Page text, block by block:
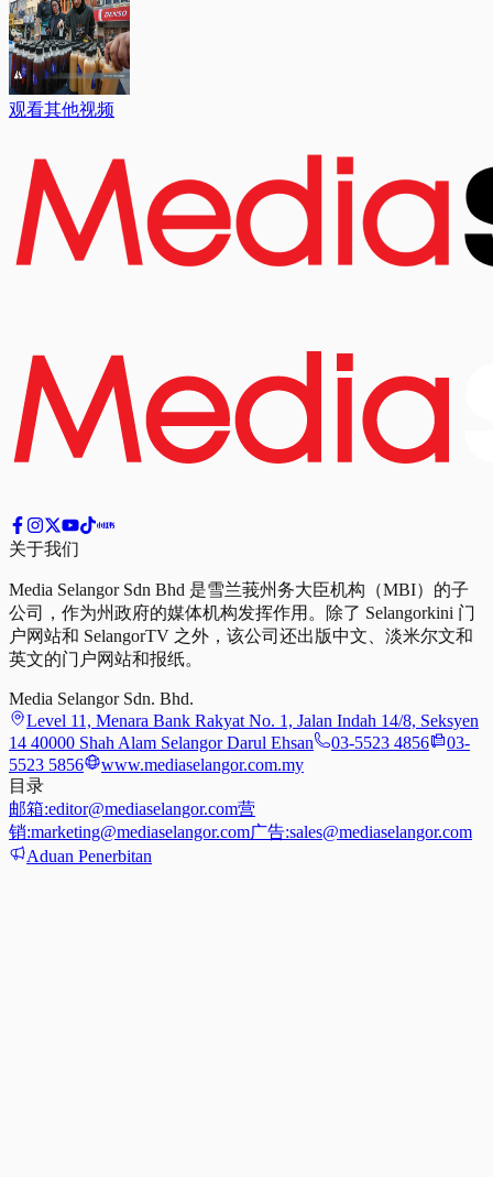
观看其他视频
关于我们
Media Selangor Sdn Bhd 是雪兰莪州务大臣机构（MBI）的子
公司，作为州政府的媒体机构发挥作用。除了 Selangorkini 门
户网站和 SelangorTV 之外，该公司还出版中文、淡米尔文和
英文的门户网站和报纸。
Media Selangor Sdn. Bhd.
Level 11, Menara Bank Rakyat No. 1, Jalan Indah 14/8, Seksyen
14 40000 Shah Alam Selangor Darul Ehsan
03-5523 4856
03-
5523 5856
www.mediaselangor.com.my
目录
邮箱:editor@mediaselangor.com营
销:marketing@mediaselangor.com广告:sales@mediaselangor.com
Aduan Penerbitan